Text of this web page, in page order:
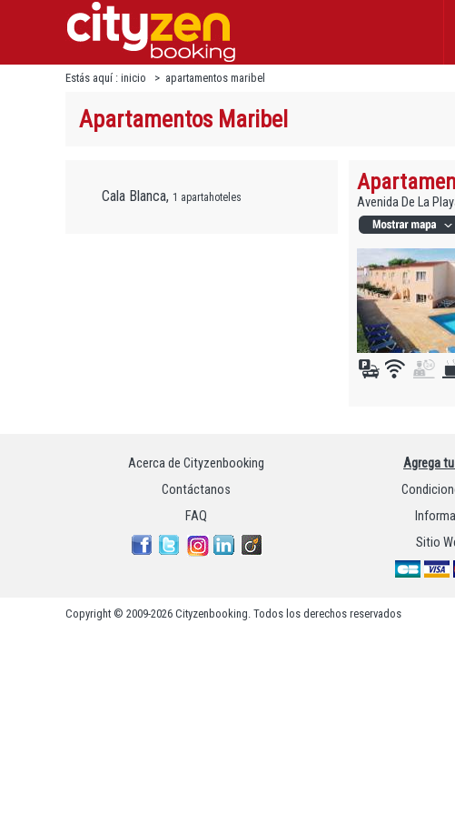
Estás aquí : inicio > apartamentos maribel
Apartamentos Maribel
Cala Blanca, 1 apartahoteles Avenida De La
Acerca de Cityzenbooking
Contáctanos
FAQ
Agrega
Sitio
Copyright © 2009-2026 Cityzenbooking. Todos los derechos reservados